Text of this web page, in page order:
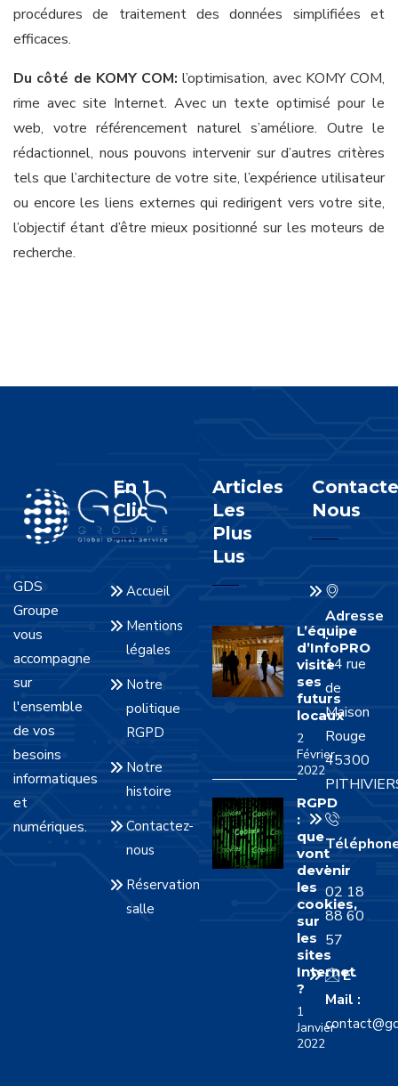
procédures de traitement des données simplifiées et
efficaces.
Du côté de KOMY COM: l’optimisation, avec KOMY COM,
rime avec site Internet. Avec un texte optimisé pour le
web, votre référencement naturel s’améliore. Outre le
rédactionnel, nous pouvons intervenir sur d’autres critères
tels que l’architecture de votre site, l’expérience utilisateur
ou encore les liens externes qui redirigent vers votre site,
l’objectif étant d’être mieux positionné sur les moteurs de
recherche.
GDS
Groupe
vous
accompagne
sur
l'ensemble
de vos
besoins
informatiques
et
numériques.
En 1
Clic
Accueil
Mentions
légales
Notre
politique
RGPD
Notre
histoire
Contactez-
nous
Réservation
salle
Articles
Les
Plus
Lus
L’équipe
d’InfoPRO
visite
ses
futurs
locaux
2
Février
2022
RGPD
:
que
vont
devenir
les
cookies,
sur
les
sites
Internet
?
1
Janvier
2022
Nous
Adresse
:
14 rue
de
Maison
Rouge
45300
:
02 18
88 60
57
E-
Mail :